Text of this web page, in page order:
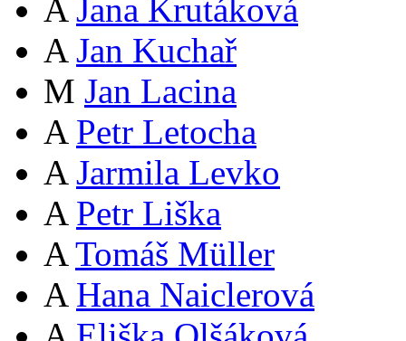
A Jana Krutáková
A Jan Kuchař
M Jan Lacina
A Petr Letocha
A Jarmila Levko
A Petr Liška
A Tomáš Müller
A Hana Naiclerová